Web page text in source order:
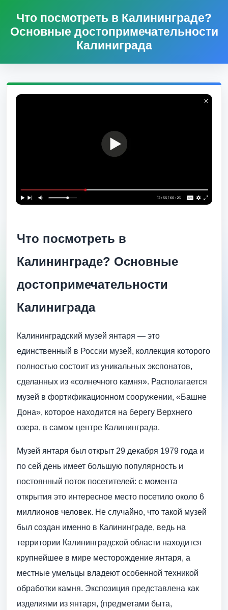
Что посмотреть в Калининграде?
Основные достопримечательности
Калиниграда
Что посмотреть в
Калининграде? Основные
достопримечательности
Калиниграда
Калининградский музей янтаря — это
единственный в России музей, коллекция которого
полностью состоит из уникальных экспонатов,
сделанных из «солнечного камня». Располагается
музей в фортификационном сооружении, «Башне
Дона», которое находится на берегу Верхнего
озера, в самом центре Калининграда.
Музей янтаря был открыт 29 декабря 1979 года и
по сей день имеет большую популярность и
постоянный поток посетителей: с момента
открытия это интересное место посетило около 6
миллионов человек. Не случайно, что такой музей
был создан именно в Калининграде, ведь на
территории Калининградской области находится
крупнейшее в мире месторождение янтаря, а
местные умельцы владеют особенной техникой
обработки камня. Экспозиция представлена как
изделиями из янтаря, (предметами быта,